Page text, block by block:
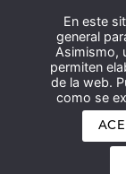
En este
general
Asimismo,
permiten
de la web.
como se